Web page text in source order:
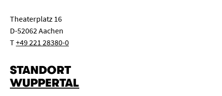
Theaterplatz 16
D-52062 Aachen
T+49 221 28380-0
STANDORT
WUPPERTAL